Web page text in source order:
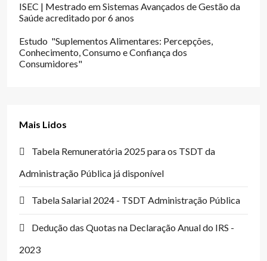
ISEC | Mestrado em Sistemas Avançados de Gestão da
Saúde acreditado por 6 anos
Estudo "Suplementos Alimentares: Percepções,
Conhecimento, Consumo e Confiança dos
Consumidores"
Mais Lidos
Tabela Remuneratória 2025 para os TSDT da
Administração Pública já disponível
Tabela Salarial 2024 - TSDT Administração Pública
Dedução das Quotas na Declaração Anual do IRS -
2023